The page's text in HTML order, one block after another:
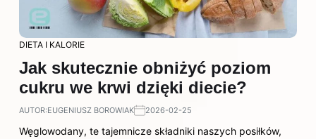
DIETA I KALORIE
Jak skutecznie obniżyć poziom
cukru we krwi dzięki diecie?
AUTOR:EUGENIUSZ BOROWIAK 2026-02-25
Węglowodany, te tajemnicze składniki naszych posiłków,